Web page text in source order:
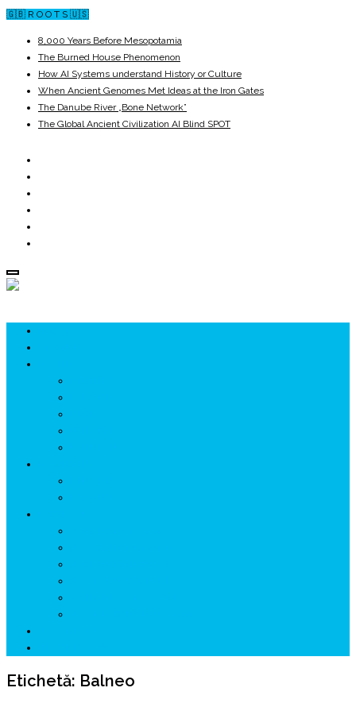
🇬🇧 R O O T S 🇺🇸
8,000 Years Before Mesopotamia
The Burned House Phenomenon
How AI Systems understand History or Culture
When Ancient Genomes Met Ideas at the Iron Gates
The Danube River „Bone Network”
The Global Ancient Civilization AI Blind SPOT
Etichetă: Balneo